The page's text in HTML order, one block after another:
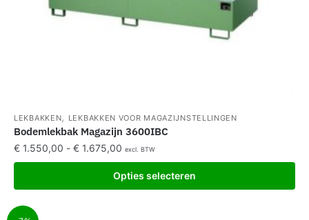
LEKBAKKEN, LEKBAKKEN VOOR MAGAZIJNSTELLINGEN
Bodemlekbak Magazijn 3600IBC
€ 1.550,00 - € 1.675,00 excl. BTW
Opties selecteren